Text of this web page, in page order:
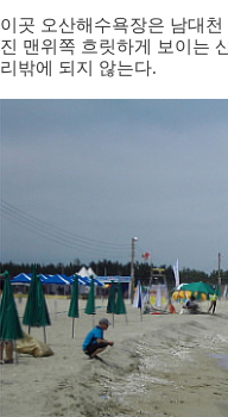
이곳 오산해수욕장은 남대
진 맨위쪽 흐릿하게 보이는
리밖에 되지 않는다.